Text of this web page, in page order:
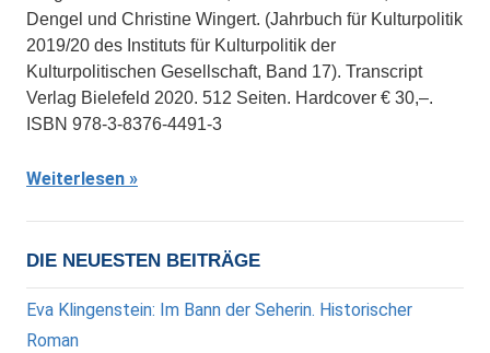
Dengel und Christine Wingert. (Jahrbuch für Kulturpolitik
2019/20 des Instituts für Kulturpolitik der
Kulturpolitischen Gesellschaft, Band 17). Transcript
Verlag Bielefeld 2020. 512 Seiten. Hardcover € 30,–.
ISBN 978-3-8376-4491-3
Weiterlesen
DIE NEUESTEN BEITRÄGE
Eva Klingenstein: Im Bann der Seherin. Historischer
Roman